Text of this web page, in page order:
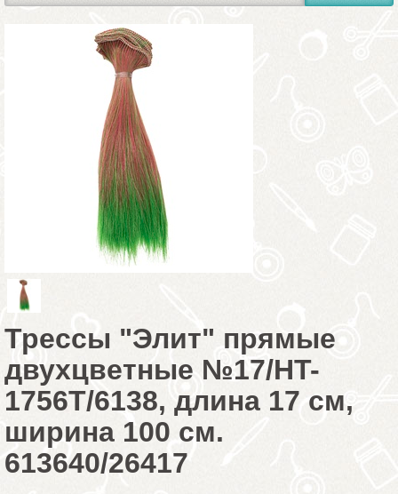
Трессы "Элит" прямые
двухцветные №17/HT-
1756Т/6138, длина 17 см,
ширина 100 см.
613640/26417